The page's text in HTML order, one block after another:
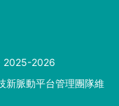
2025-2026
新脈動平台管理團隊維